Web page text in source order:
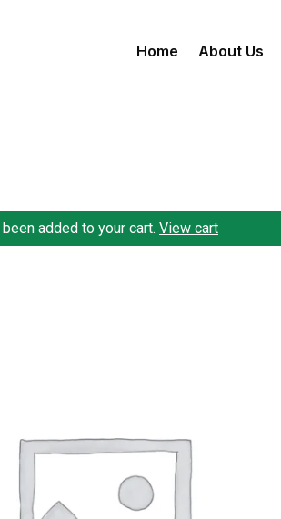
Home About Us
added to your cart. View cart